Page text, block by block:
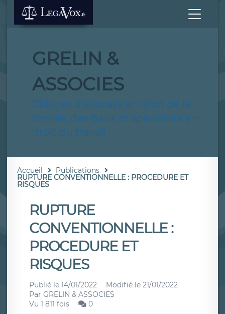
GRELIN &
ASSOCIES
Cabinet d'avocats en droit de la
famille, des baux et spécialiste en
droit du travail
Accueil Publications
RUPTURE CONVENTIONNELLE : PROCEDURE ET
RISQUES
RUPTURE
CONVENTIONNELLE :
PROCEDURE ET
RISQUES
Publié le 14/01/2022 Modifié le 21/01/2022
Par GRELIN & ASSOCIES
Vu 1 811 fois
0